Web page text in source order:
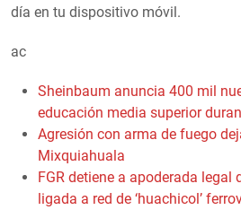
día en tu dispositivo móvil.
ac
Sheinbaum anuncia 400 mil
educación media superior
Agresión con arma de fuego
Mixquiahuala
FGR detiene a apoderada legal
ligada a red de ‘huachicol’